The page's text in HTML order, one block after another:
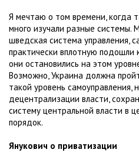
Я мечтаю о том времени, когда
много изучали разные системы.
шведская система управления,
практически вплотную
они остановились на этом
Возможно, Украина должна
такой уровень самоуправления,
децентрализации власти,
систему центральной власти в
порядок.
Янукович о приватизации